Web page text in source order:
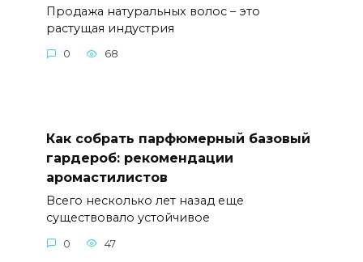
Продажа натуральных волос – это
растущая индустрия
0 68
Как собрать парфюмерный базовый
гардероб: рекомендации
аромастилистов
Всего несколько лет назад еще
существовало устойчивое
0 47